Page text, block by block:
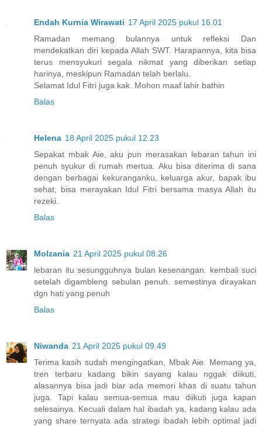
Endah Kurnia Wirawati 17 April 2025 pukul 16.01
Ramadan memang bulannya untuk refleksi Dan
mendekatkan diri kepada Allah SWT. Harapannya, kita bisa
terus mensyukuri segala nikmat yang diberikan setiap
harinya, meskipun Ramadan telah berlalu.
Selamat Idul Fitri juga kak. Mohon maaf lahir bathin
Balas
Helena 18 April 2025 pukul 12.23
Sepakat mbak Aie, aku pun merasakan lebaran tahun ini
penuh syukur di rumah mertua. Aku bisa diterima di sana
dengan berbagai kekuranganku, keluarga akur, bapak ibu
sehat, bisa merayakan Idul Fitri bersama masya Allah itu
rezeki.
Balas
Molzania 21 April 2025 pukul 08.26
lebaran itu sesungguhnya bulan kesenangan. kembali suci
setelah digambleng sebulan penuh. semestinya dirayakan
dgn hati yang penuh
Balas
Niwanda 21 April 2025 pukul 09.49
Terima kasih sudah mengingatkan, Mbak Aie. Memang ya,
tren terbaru kadang bikin sayang kalau nggak diikuti,
alasannya bisa jadi biar ada memori khas di suatu tahun
juga. Tapi kalau semua-semua mau diikuti juga kapan
selesainya. Kecuali dalam hal ibadah ya, kadang kalau ada
yang share ternyata ada strategi ibadah lebih optimal jadi